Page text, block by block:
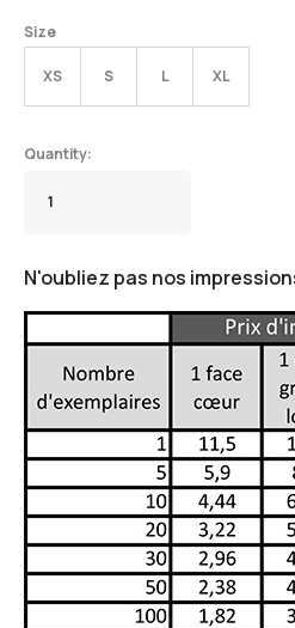
Size
XS S L XL
N'oubliez pas nos